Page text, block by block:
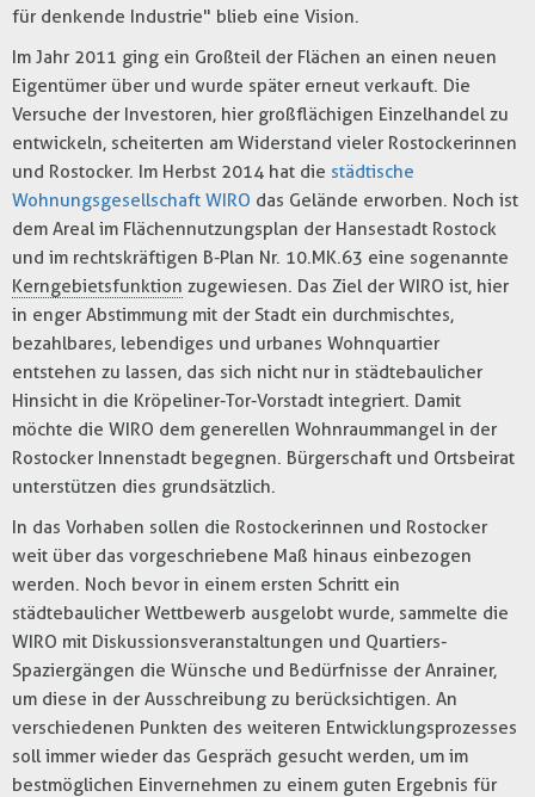
für denkende Industrie" blieb eine Vision.
Im Jahr 2011 ging ein Großteil der Flächen an einen neuen
Eigentümer über und wurde später erneut verkauft. Die
Versuche der Investoren, hier großflächigen Einzelhandel zu
entwickeln, scheiterten am Widerstand vieler Rostockerinnen
und Rostocker. Im Herbst 2014 hat die städtische
Wohnungsgesellschaft WIRO das Gelände erworben. Noch ist
dem Areal im Flächennutzungsplan der Hansestadt Rostock
und im rechtskräftigen B-Plan Nr. 10.MK.63 eine sogenannte
Kerngebietsfunktion zugewiesen. Das Ziel der WIRO ist, hier
in enger Abstimmung mit der Stadt ein durchmischtes,
bezahlbares, lebendiges und urbanes Wohnquartier
entstehen zu lassen, das sich nicht nur in städtebaulicher
Hinsicht in die Kröpeliner-Tor-Vorstadt integriert. Damit
möchte die WIRO dem generellen Wohnraummangel in der
Rostocker Innenstadt begegnen. Bürgerschaft und Ortsbeirat
unterstützen dies grundsätzlich.
In das Vorhaben sollen die Rostockerinnen und Rostocker
weit über das vorgeschriebene Maß hinaus einbezogen
werden. Noch bevor in einem ersten Schritt ein
städtebaulicher Wettbewerb ausgelobt wurde, sammelte die
WIRO mit Diskussionsveranstaltungen und Quartiers-
Spaziergängen die Wünsche und Bedürfnisse der Anrainer,
um diese in der Ausschreibung zu berücksichtigen. An
verschiedenen Punkten des weiteren Entwicklungsprozesses
soll immer wieder das Gespräch gesucht werden, um im
bestmöglichen Einvernehmen zu einem guten Ergebnis für